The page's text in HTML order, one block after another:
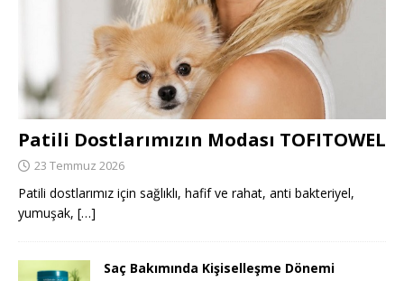
Patili Dostlarımızın Modası TOFITOWEL
23 Temmuz 2026
Patili dostlarımız için sağlıklı, hafif ve rahat, anti bakteriyel,
yumuşak, […]
Saç Bakımında Kişiselleşme Dönemi